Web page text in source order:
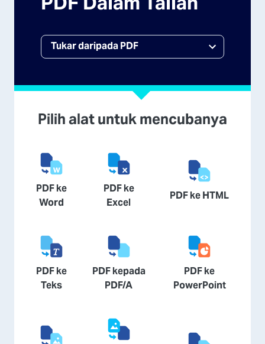
Pilih alat untuk mencubanya
PDF ke
Word
PDF ke
Excel
PDF ke HTML
PDF ke
Teks
PDF kepada
PDF/A
PDF ke
PowerPoint